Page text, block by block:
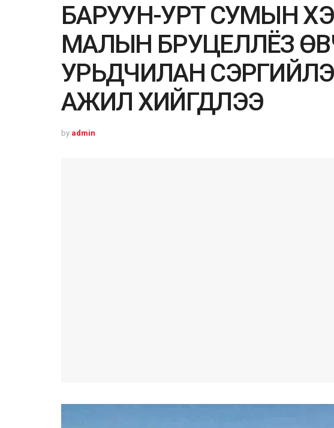
БАРУУН-УРТ СУМЫН
МАЛЫН БРУЦЕЛЛЁЗ
УРЬДЧИЛАН
АЖИЛ ХИЙГДЛЭЭ
by admin